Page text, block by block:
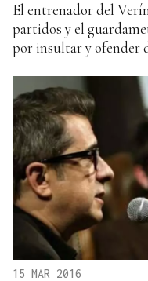
El entrenador del
partidos y el
por insultar y ofender
15 MAR 2016